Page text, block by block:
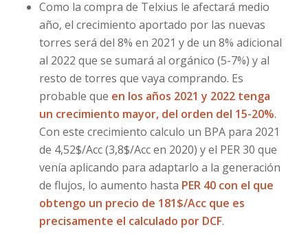
Como la compra de Telxius le afectará medio
año, el crecimiento aportado por las nuevas
torres será del 8% en 2021 y de un 8% adicional
al 2022 que se sumará al orgánico (5-7%) y al
resto de torres que vaya comprando. Es
probable que en los años 2021 y 2022 tenga
un crecimiento mayor, del orden del 15-20%.
Con este crecimiento calculo un BPA para 2021
de 4,52$/Acc (3,8$/Acc en 2020) y el PER 30 que
venía aplicando para adaptarlo a la generación
de flujos, lo aumento hasta PER 40 con el que
obtengo un precio de 181$/Acc que es
precisamente el calculado por DCF.